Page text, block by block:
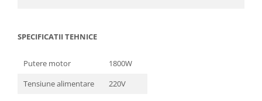
Cantarire
Cantare Corporale
Aparate de spalat cu presiune si
SPECIFICATII TEHNICE
Putere motor
1800W
Tensiune alimentare
220V